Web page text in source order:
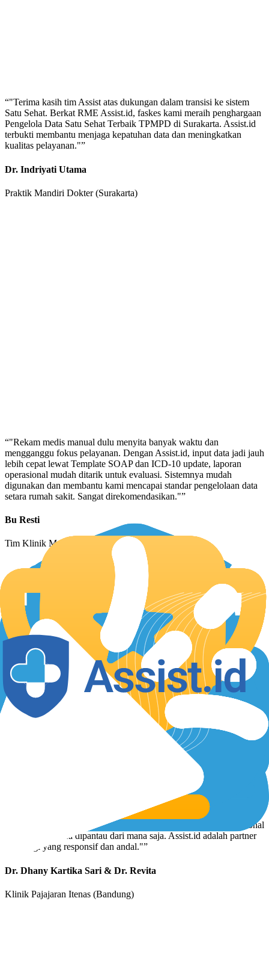
“"Terima kasih tim Assist atas dukungan dalam transisi ke sistem
Satu Sehat. Berkat RME Assist.id, faskes kami meraih penghargaan
Pengelola Data Satu Sehat Terbaik TPMPD di Surakarta. Assist.id
terbukti membantu menjaga kepatuhan data dan meningkatkan
kualitas pelayanan."”
Dr. Indriyati Utama
Praktik Mandiri Dokter (Surakarta)
“"Rekam medis manual dulu menyita banyak waktu dan
mengganggu fokus pelayanan. Dengan Assist.id, input data jadi jauh
lebih cepat lewat Template SOAP dan ICD-10 update, laporan
operasional mudah ditarik untuk evaluasi. Sistemnya mudah
digunakan dan membantu kami mencapai standar pengelolaan data
setara rumah sakit. Sangat direkomendasikan."”
Bu Resti
Tim Klinik Mediez
"RME lama tidak lagi mendukung perkembangan klinik kami.
Assist.id hadir dengan sistem yang menyesuaikan kebutuhan,
mempermudah pelayanan pasien lewat antrian online, sekaligus
memudahkan manajemen internal. Karena berbasis web, operasional
dan stok obat bisa dipantau dari mana saja. Assist.id adalah partner
teknologi yang responsif dan andal."”
Dr. Dhany Kartika Sari & Dr. Revita
Klinik Pajajaran Itenas (Bandung)